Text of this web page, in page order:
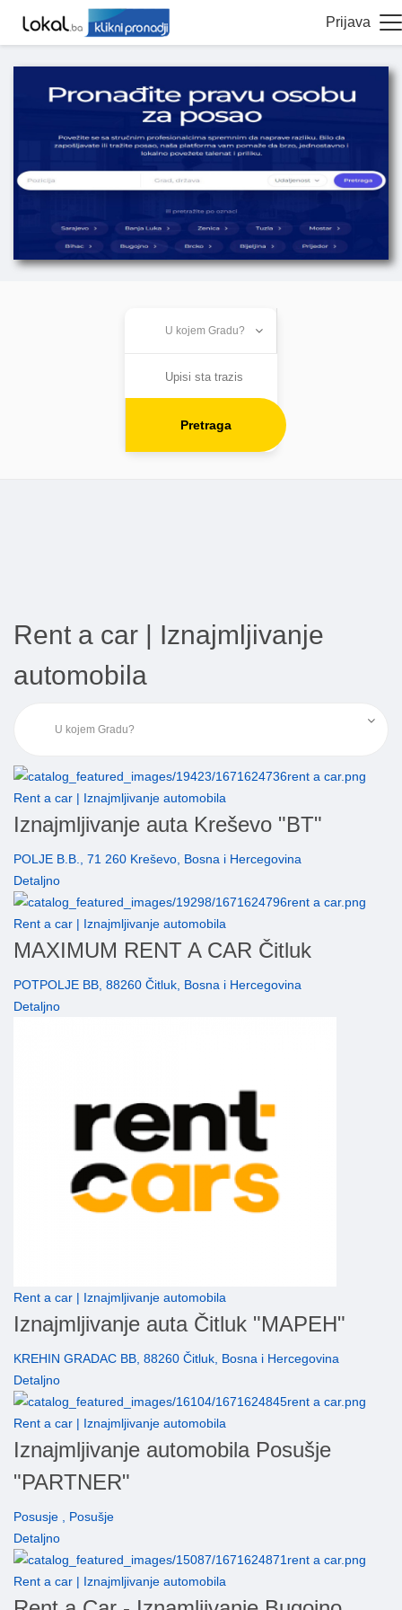
Prijava
Pretraga
Rent a car | Iznajmljivanje
automobila
Rent a car | Iznajmljivanje automobila
Iznajmljivanje auta Kreševo "BT"
POLJE B.B., 71 260 Kreševo, Bosna i Hercegovina
Detaljno
Rent a car | Iznajmljivanje automobila
MAXIMUM RENT A CAR Čitluk
POTPOLJE BB, 88260 Čitluk, Bosna i Hercegovina
Detaljno
Rent a car | Iznajmljivanje automobila
Iznajmljivanje auta Čitluk "MAPEH"
KREHIN GRADAC BB, 88260 Čitluk, Bosna i Hercegovina
Detaljno
Rent a car | Iznajmljivanje automobila
Iznajmljivanje automobila Posušje
"PARTNER"
Posusje , Posušje
Detaljno
Rent a car | Iznajmljivanje automobila